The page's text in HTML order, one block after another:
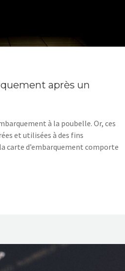
après un
à la poubelle. Or, ces
et utilisées à des fins
carte d’embarquement comporte